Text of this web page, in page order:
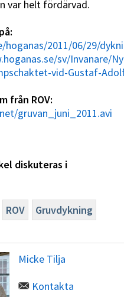
var helt fördärvad.
hoganas/2011/06/29/
sv/Invanare/
vid-Gustaf-
från ROV:
gruvan_juni_2011.avi
diskuteras i
ROV Gruvdykning
Micke Tilja
Kontakta